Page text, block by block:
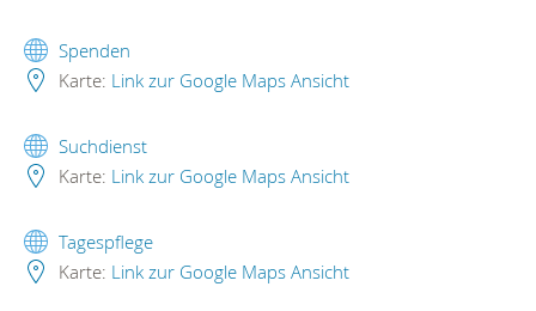
Spenden
Karte: Link zur Google Maps Ansicht
Suchdienst
Karte: Link zur Google Maps Ansicht
Tagespflege
Karte: Link zur Google Maps Ansicht